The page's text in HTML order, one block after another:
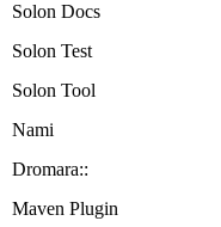
Solon Docs
Solon Test
Solon Tool
Nami
Dromara::
Maven Plugin